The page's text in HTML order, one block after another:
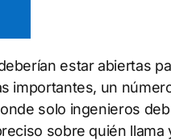
estar abiertas
importantes, un
solo ingenieros
sobre quién llama